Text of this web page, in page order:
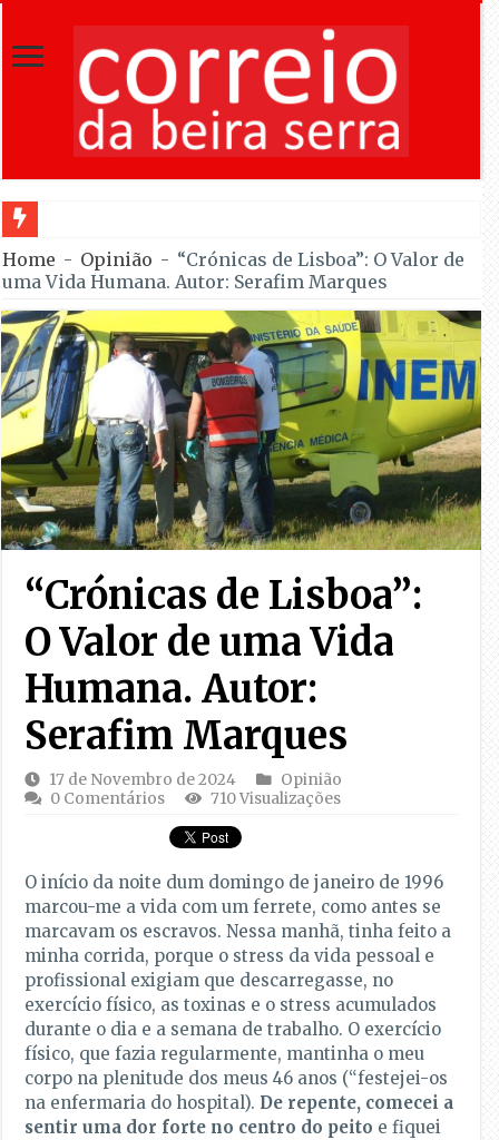
Home - Opinião - “Crónicas de Lisboa”: O Valor de
uma Vida Humana. Autor: Serafim Marques
“Crónicas de Lisboa”:
O Valor de uma Vida
Humana. Autor:
Serafim Marques
17 de Novembro de 2024
Opinião
0 Comentários
710 Visualizações
O início da noite dum domingo de janeiro de 1996
marcou-me a vida com um ferrete, como antes se
marcavam os escravos. Nessa manhã, tinha feito a
minha corrida, porque o stress da vida pessoal e
profissional exigiam que descarregasse, no
exercício físico, as toxinas e o stress acumulados
durante o dia e a semana de trabalho. O exercício
físico, que fazia regularmente, mantinha o meu
corpo na plenitude dos meus 46 anos (“festejei-os
na enfermaria do hospital). De repente, comecei a
sentir uma dor forte no centro do peito e fiquei